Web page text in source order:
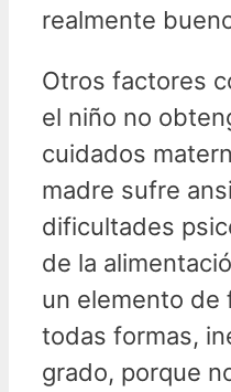
realmente
Otros factores
el niño no
cuidados
madre sufre
dificultades
de la
un elemento de
todas formas,
grado, porque